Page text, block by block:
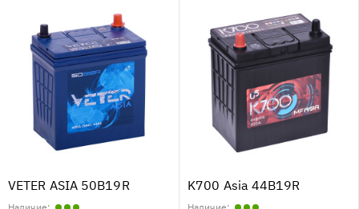
VETER ASIA 50B19R K700 Asia 44B19R